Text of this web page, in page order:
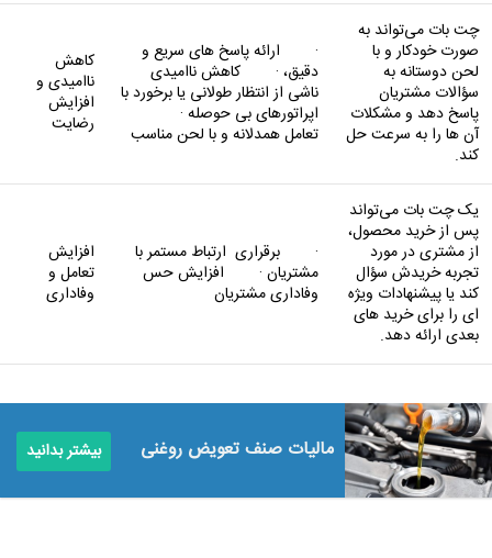
چت بات‌ می‌تواند به
صورت خودکار و با
لحن دوستانه به
سؤالات مشتریان
پاسخ دهد و مشکلات
آن ‌ها را به سرعت حل
کند.
· ارائه پاسخ ‌های سریع و
دقیق، · کاهش ناامیدی
ناشی از انتظار طولانی یا برخورد با
اپراتورهای بی ‌حوصله ·
تعامل همدلانه و با لحن مناسب
کاهش
ناامیدی و
افزایش
رضایت
یک چت بات می‌تواند
پس از خرید محصول،
از مشتری در مورد
تجربه خریدش سؤال
کند یا پیشنهادات ویژه
‌ای را برای خرید های
بعدی ارائه دهد.
· برقراری ارتباط مستمر با
مشتریان · افزایش حس
وفاداری مشتریان
افزایش
تعامل و
وفاداری
مالیات صنف تعویض روغنی بیشتر بدانید